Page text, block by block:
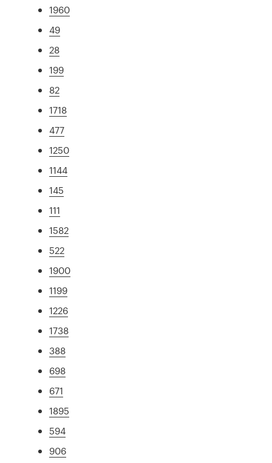
1960
49
28
199
82
1718
477
1250
1144
145
111
1582
522
1900
1199
1226
1738
388
698
671
1895
594
906